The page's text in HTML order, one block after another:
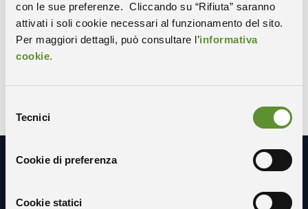
con le sue preferenze. Cliccando su “Rifiuta” saranno
attivati i soli cookie necessari al funzionamento del sito.
Per maggiori dettagli, può consultare l’informativa
cookie.
del
consenso
Tecnici
Cookie di preferenza
Cookie statici
TIPOLOGIA: Centro di ricerca
SETTORE: Fisica, Materiali e Nanotecnologie
CAMPUS:
Resta in contatto con noi